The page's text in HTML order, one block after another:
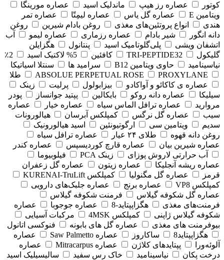
کوتور
عصاره رز هیپ ماندلیک اسید
عصاره مورینگا
ویتامین E
عصاره گل یاس عصاره لیمِتّا
عصاره تمر
هندی
انواع پروتئین‌های مغذی روغن بادام شیرین
روغن
دانه انگور
شیر بادام عصاره رزماری عصاره لیمو
آب
اتشفان ویشی
پلی‌گلوتامیک اسید پنتانول
هگزایلن
گلیکول
TRI-PEPTIDE32 کافئین 5% لاکتیک اسید
2٪
نیاسینامید
حاوی ویتامین B12 سرامید ها
سنتلا اسیاتیکا
ABSOLUE PERPETUAL ROSE
PROXYLANE
طلا
عصاره ی کاکائو و آواکادو
بیزابولول پرلیت
زینک
سیلیکا
عصاره دانه روکو بایکالین پپتید جوانساز
پودر
مروارید
عصاره ترافل الماس سیاه عصاره خیار
عصاره
سیب
عصاره گل نرگس کمپلکس آبرسان
هیالورونات
سدیم
ویتامین سی ارگوتیونئین
اسید هیالورونیک
روغن دانه قهوه
طلای ۲۴ عیار
عصاره ترافل سیاه
عصاره شیرین بیان
عصاره قارچ کوردیسپس
عصاره کندر
آب حرارتی لاروش پوزای
زینک PCA
فیلوبیوما
عصاره ریشه آنجلیکا
عصاره زیتون
عصاره گل زعفران
قرمز
عصاره گل مگنولیا
کمپلکس KURENAI-TruLift
کمپلکس VP8
عصاره برنج
عصاره جلبک‌های دارویی
عصاره گل شکوفه گیلاس
فرمنت شکوفه گیلاس
فرمنت‌های مغذی
هگزاپپتاید-8 عصاره جوجوبا
عصاره
شکوفه گیلاس ژاپنی
کمپلکس 4MSK
مرکبات آسیایی
بیوفرمنت های مغذی
عصاره گل های بابونه
فنوکسی اتانول
هگزاپپتاید8
ساکاروز عصاره Saw Palmetto
عصاره
آلوئه‌ورا
پپتایدهای کلاژن عصاره Mitracarpus
عصاره
درخت پکان
نیاسینامید خاک رس سفید
سالیسیلیک اسید